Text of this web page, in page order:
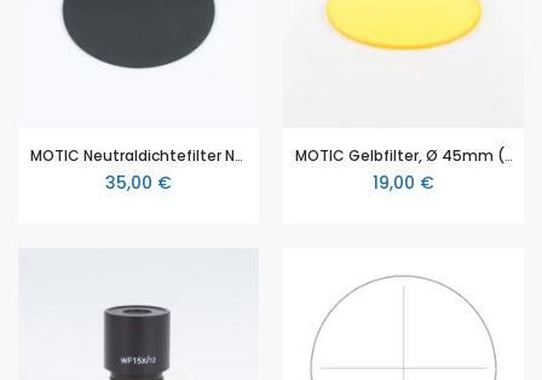
MOTIC Neutraldichtefilter ND2 (Ø 45mm)
35,00 €
MOTIC Gelbfilter, Ø 45mm (BA210, BA210E, BA310, BA 410E, Panthera)
19,00 €